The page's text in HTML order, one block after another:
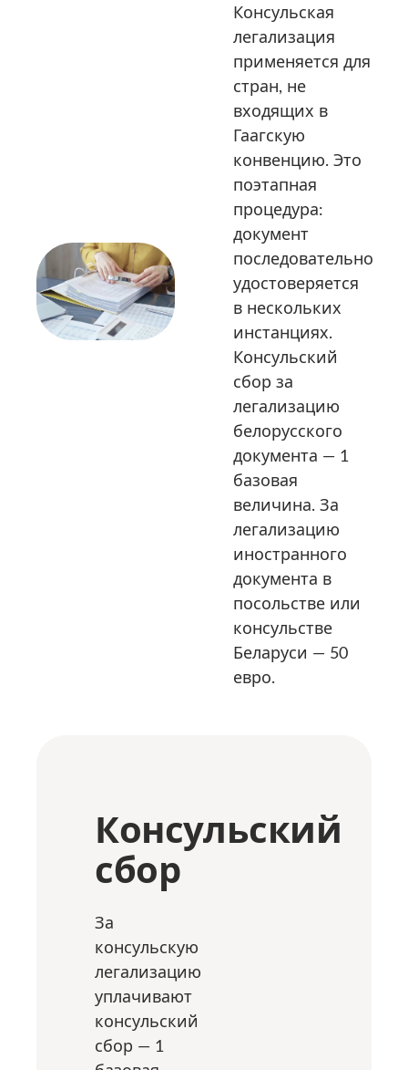
Консульская
легализация
применяется для
стран, не
входящих в
Гаагскую
конвенцию. Это
поэтапная
процедура:
документ
последовательно
удостоверяется
в нескольких
инстанциях.
Консульский
сбор за
легализацию
белорусского
документа — 1
базовая
величина. За
легализацию
иностранного
документа в
посольстве или
консульстве
Беларуси — 50
евро.
Консульский
сбор
За
консульскую
легализацию
уплачивают
консульский
сбор — 1